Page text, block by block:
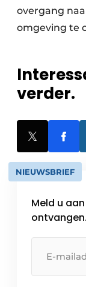
overgang
omgeving te
verder.
NIEUWSBRIEF
Meld u
ontvangen.